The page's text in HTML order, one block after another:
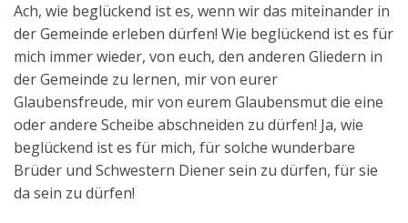
Ach, wie beglückend ist es, wenn wir das miteinander in
der Gemeinde erleben dürfen! Wie beglückend ist es für
mich immer wieder, von euch, den anderen Gliedern in
der Gemeinde zu lernen, mir von eurer
Glaubensfreude, mir von eurem Glaubensmut die eine
oder andere Scheibe abschneiden zu dürfen! Ja, wie
beglückend ist es für mich, für solche wunderbare
Brüder und Schwestern Diener sein zu dürfen, für sie
da sein zu dürfen!